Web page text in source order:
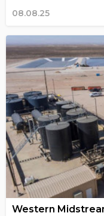
08.08.25
Western